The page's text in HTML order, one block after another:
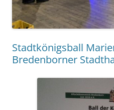
Stadtkönigsball
Bredenborner